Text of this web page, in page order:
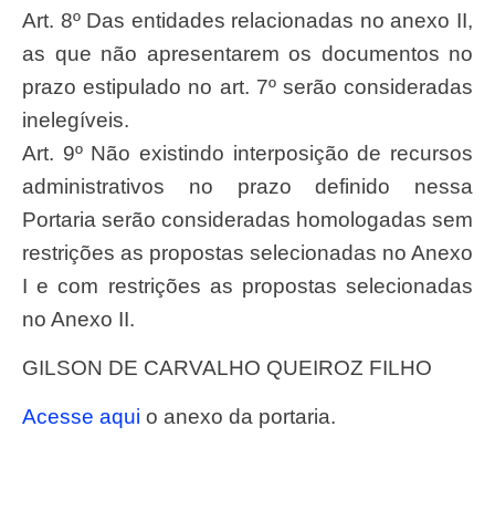
Art. 8º Das entidades relacionadas no anexo II,
as que não apresentarem os documentos no
prazo estipulado no art. 7º serão consideradas
inelegíveis.
Art. 9º Não existindo interposição de recursos
administrativos no prazo definido nessa
Portaria serão consideradas homologadas sem
restrições as propostas selecionadas no Anexo
I e com restrições as propostas selecionadas
no Anexo II.
GILSON DE CARVALHO QUEIROZ FILHO
Acesse aqui o anexo da portaria.